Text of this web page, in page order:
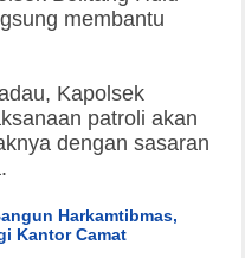
membantu
Kapolsek
patroli akan
dengan sasaran
Harkamtibmas,
Kantor Camat